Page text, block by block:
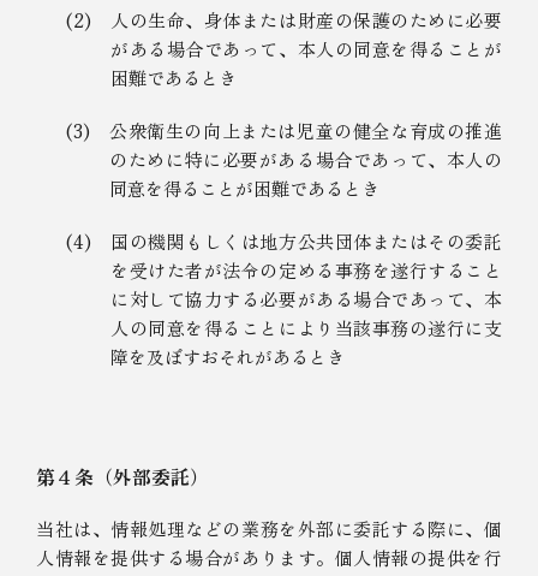
(2)
人の生命、身体または財産の保護のために必要
がある場合であって、本人の同意を得ることが
困難であるとき
(3)
公衆衛生の向上または児童の健全な育成の推進
のために特に必要がある場合であって、本人の
同意を得ることが困難であるとき
(4)
国の機関もしくは地方公共団体またはその委託
を受けた者が法令の定める事務を遂行すること
に対して協力する必要がある場合であって、本
人の同意を得ることにより当該事務の遂行に支
障を及ぼすおそれがあるとき
第４条（外部委託）
当社は、情報処理などの業務を外部に委託する際に、個
人情報を提供する場合があります。個人情報の提供を行